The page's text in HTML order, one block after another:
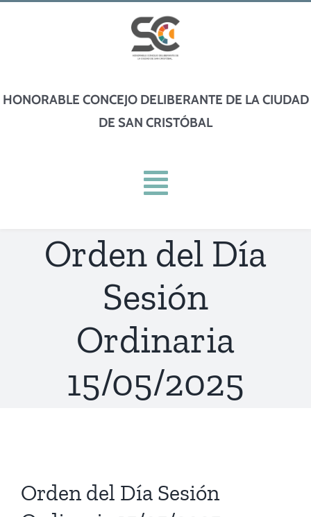
HONORABLE CONCEJO DELIBERANTE DE LA CIUDAD
DE SAN CRISTÓBAL
Toggle
Navigation
INICIO
INSTITUCIONAL
AUTORIDADES
EL CONCEJO
ACTIVIDAD LEGISLATIVA
ORDEN DEL DÍA NOTICIAS
Orden del Día
Sesión
Ordinaria
15/05/2025
Orden del Día Sesión